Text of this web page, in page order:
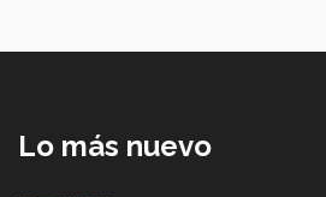
Lo más nuevo